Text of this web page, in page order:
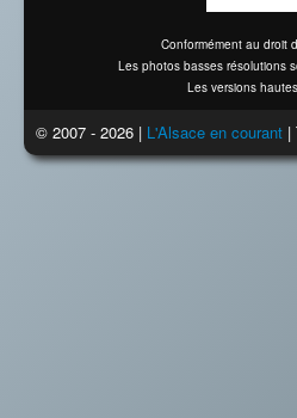
Conformément au droit
Les photos basses résolutions
Les versions
© 2007 - 2026 | L'Alsace en courant |